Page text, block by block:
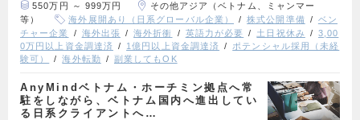
550万円 ～ 999万円
その他アジア（ベトナム、ミャンマー
等）
海外展開あり（日系グローバル企業） 株式公開準備
ベン
チャー企業
海外出張 海外折衝 英語力が必要 土日祝休み
3,00
0万円以上資金調達済
1億円以上資金調達済
ポテンシャル採用（未経
験可）
海外転勤 副業してもOK
AnyMindベトナム・ホーチミン拠点へ常
駐をしながら、ベトナム国内へ進出してい
る日系クライアントへ…